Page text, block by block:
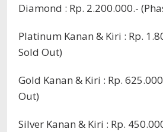
Diamond : Rp. 2.200.000.-
Platinum Kanan & Kiri : Rp.
Sold Out)
Gold Kanan & Kiri : Rp.
Out)
Silver Kanan & Kiri : Rp.